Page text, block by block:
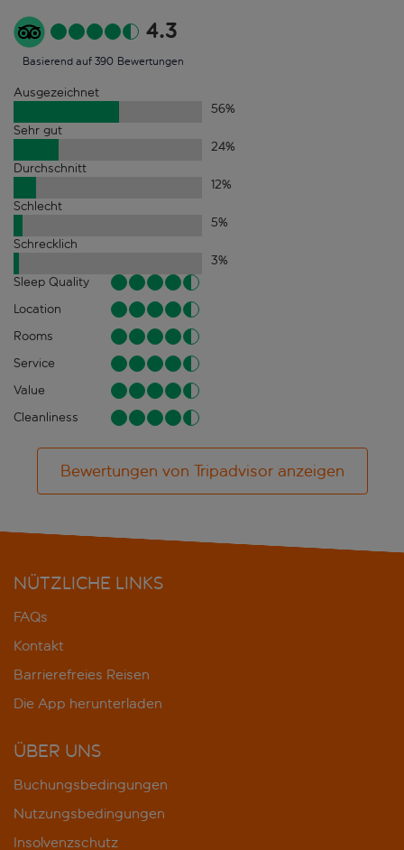
4.3
Basierend auf 390 Bewertungen
Ausgezeichnet
56%
Sehr gut
24%
Durchschnitt
12%
Schlecht
5%
Schrecklich
3%
Sleep Quality
Location
Rooms
Service
Value
Cleanliness
Bewertungen von Tripadvisor anzeigen
NÜTZLICHE LINKS
FAQs
Kontakt
Barrierefreies Reisen
Die App herunterladen
ÜBER UNS
Buchungsbedingungen
Nutzungsbedingungen
Insolvenzschutz